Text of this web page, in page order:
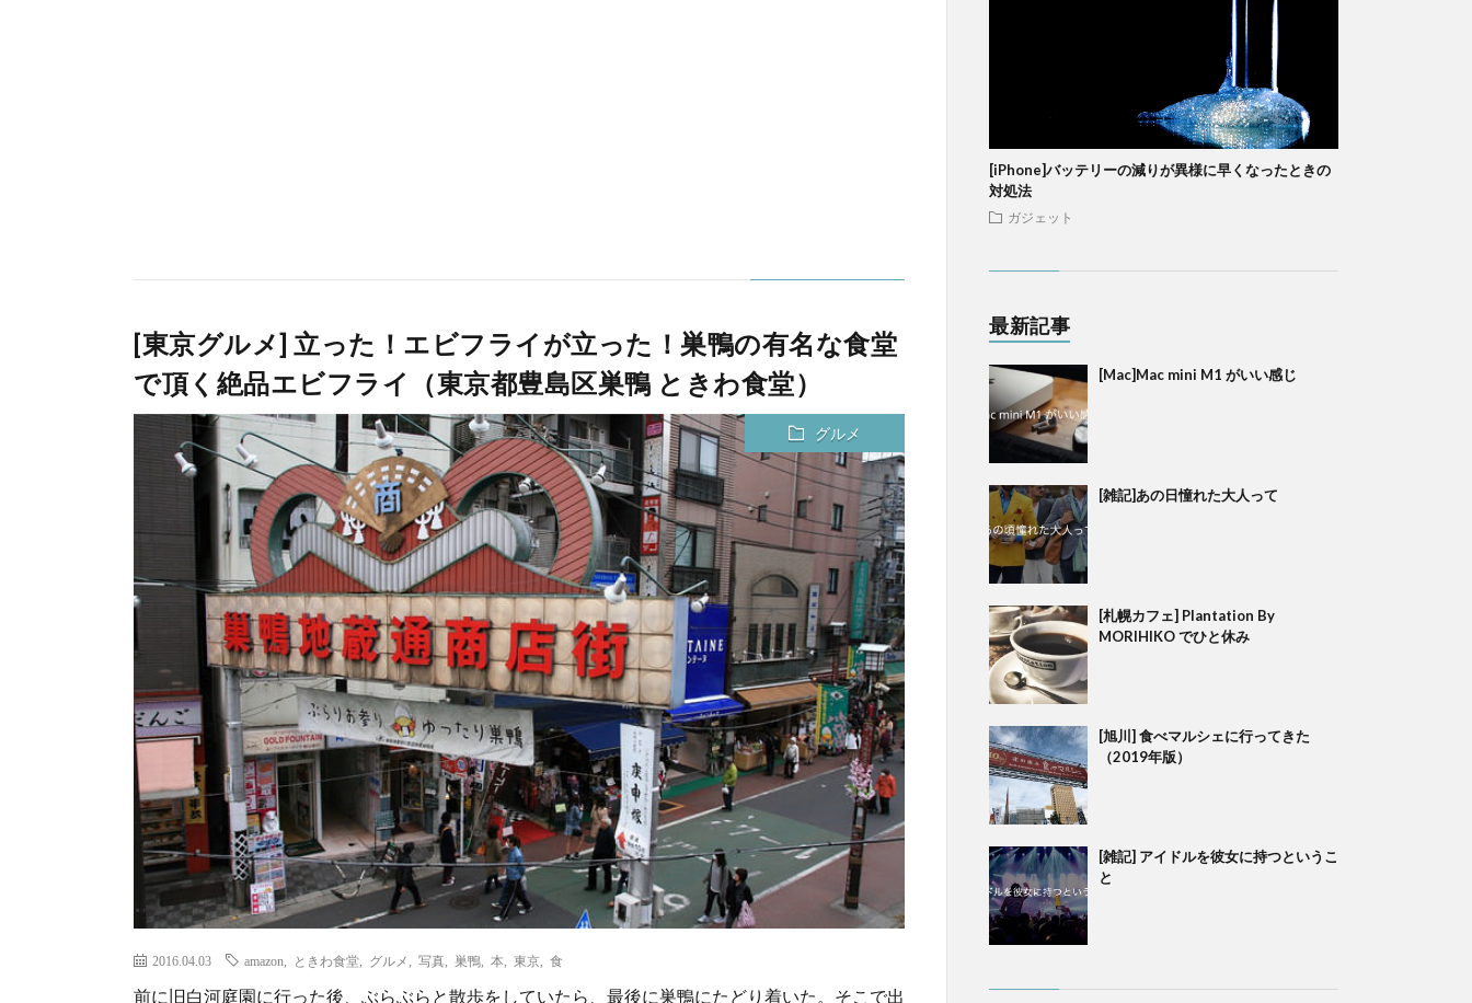
[東京グルメ] 立った！エビフライが立った！巣鴨の有名な食堂
で頂く絶品エビフライ（東京都豊島区巣鴨 ときわ食堂）
グルメ
2016.04.03 amazon ときわ食堂 グルメ 写真 巣鴨 本 東京 食
前に旧白河庭園に行った後、ぶらぶらと散歩をしていたら、最後に巣鴨にたどり着いた。そこで出
[iPhone]バッテリーの減りが異様に早くなったときの
対処法
ガジェット
最新記事
[Mac]Mac mini M1 がいい感じ
[雑記]あの日憧れた大人って
[札幌カフェ] Plantation By
MORIHIKO でひと休み
[旭川] 食べマルシェに行ってきた
（2019年版）
[雑記] アイドルを彼女に持つというこ
と